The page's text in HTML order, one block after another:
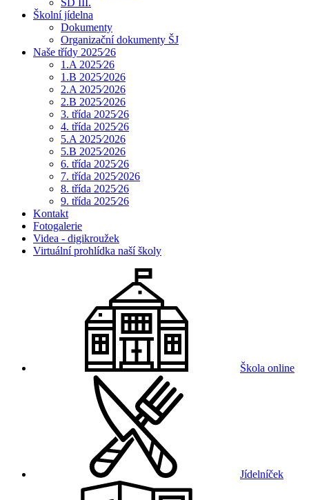
ŠD III.
Školní jídelna
Dokumenty
Organizační dokumenty ŠJ
Naše třídy 2025⁄26
1.A 2025⁄26
1.B 2025⁄2026
2.A 2025⁄2026
2.B 2025⁄2026
3. třída 2025⁄26
4. třída 2025⁄26
5.A 2025⁄2026
5.B 2025⁄2026
6. třída 2025⁄26
7. třída 2025⁄2026
8. třída 2025⁄26
9. třída 2025⁄26
Kontakt
Fotogalerie
Videa - digikroužek
Virtuální prohlídka naší školy
Škola online
Jídelníček